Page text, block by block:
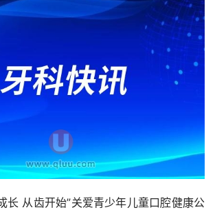
长 从齿开始”关爱青少年儿童口腔健康公